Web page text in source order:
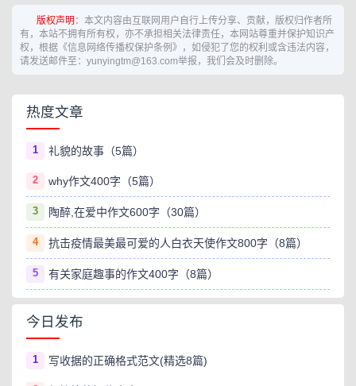
版权声明 ：本文内容由互联网用户自行上传分享、贡献，版权归作者所
有，本站不拥有所有权，亦不承担相关法律责任，本网站尊重并保护知识产
权，根据《信息网络传播权保护条例》，如侵犯了您的权利或含违法内容，
请发送邮件至：yunyingtm@163.com举报，我们会及时删除。
热度文章
1 礼貌的故事（5篇）
2 why作文400字（5篇）
3 陶醉,在爱中作文600字（30篇）
4 抗击疫情最美最可爱的人白衣天使作文800字（8篇）
5 有关家庭趣事的作文400字（8篇）
今日发布
1 写收据的正确格式范文(精选8篇)